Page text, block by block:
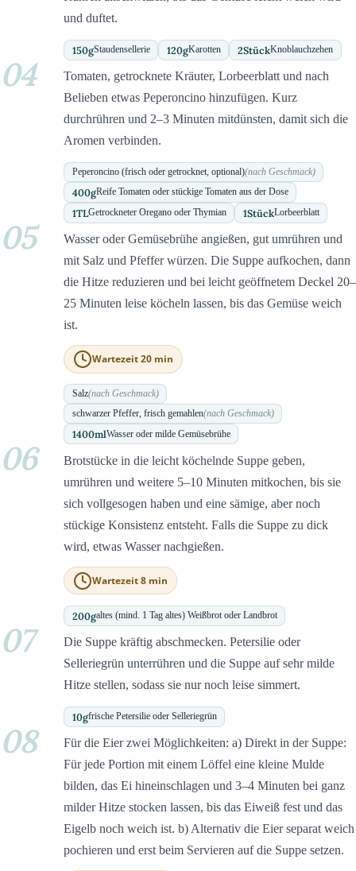
und duftet.
150gStaudensellerie 120gKarotten 2StückKnoblauchzehen
04
Tomaten, getrocknete Kräuter, Lorbeerblatt und nach
Belieben etwas Peperoncino hinzufügen. Kurz
durchrühren und 2–3 Minuten mitdünsten, damit sich die
Aromen verbinden.
Peperoncino (frisch oder getrocknet, optional)(nach Geschmack)
400gReife Tomaten oder stückige Tomaten aus der Dose
1TLGetrockneter Oregano oder Thymian 1StückLorbeerblatt
05
Wasser oder Gemüsebrühe angießen, gut umrühren und
mit Salz und Pfeffer würzen. Die Suppe aufkochen, dann
die Hitze reduzieren und bei leicht geöffnetem Deckel 20–
25 Minuten leise köcheln lassen, bis das Gemüse weich
ist.
Wartezeit 20 min
Salz(nach Geschmack)
schwarzer Pfeffer, frisch gemahlen(nach Geschmack)
1400mlWasser oder milde Gemüsebrühe
06
Brotstücke in die leicht köchelnde Suppe geben,
umrühren und weitere 5–10 Minuten mitkochen, bis sie
sich vollgesogen haben und eine sämige, aber noch
stückige Konsistenz entsteht. Falls die Suppe zu dick
wird, etwas Wasser nachgießen.
Wartezeit 8 min
200galtes (mind. 1 Tag altes) Weißbrot oder Landbrot
07
Die Suppe kräftig abschmecken. Petersilie oder
Selleriegrün unterrühren und die Suppe auf sehr milde
Hitze stellen, sodass sie nur noch leise simmert.
10gfrische Petersilie oder Selleriegrün
08
Für die Eier zwei Möglichkeiten: a) Direkt in der Suppe:
Für jede Portion mit einem Löffel eine kleine Mulde
bilden, das Ei hineinschlagen und 3–4 Minuten bei ganz
milder Hitze stocken lassen, bis das Eiweiß fest und das
Eigelb noch weich ist. b) Alternativ die Eier separat weich
pochieren und erst beim Servieren auf die Suppe setzen.